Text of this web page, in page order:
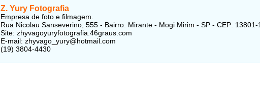
Z. Yury Fotografia
Empresa de foto e filmagem.
Rua Nicolau Sanseverino, 555 - Bairro: Mirante - Mogi Mirim - SP - CEP: 13801-
Site: zhyvagoyuryfotografia.46graus.com
E-mail: zhyvago_yury@hotmail.com
(19) 3804-4430